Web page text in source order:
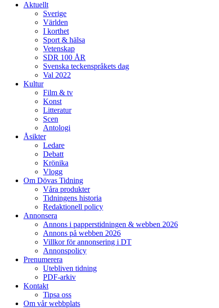
Aktuellt
Sverige
Världen
I korthet
Sport & hälsa
Vetenskap
SDR 100 ÅR
Svenska teckenspråkets dag
Val 2022
Kultur
Film & tv
Konst
Litteratur
Scen
Antologi
Åsikter
Ledare
Debatt
Krönika
Vlogg
Om Dövas Tidning
Våra produkter
Tidningens historia
Redaktionell policy
Annonsera
Annons i papperstidningen & webben 2026
Annons på webben 2026
Villkor för annonsering i DT
Annonspolicy
Prenumerera
Utebliven tidning
PDF-arkiv
Kontakt
Tipsa oss
Om vår webbplats